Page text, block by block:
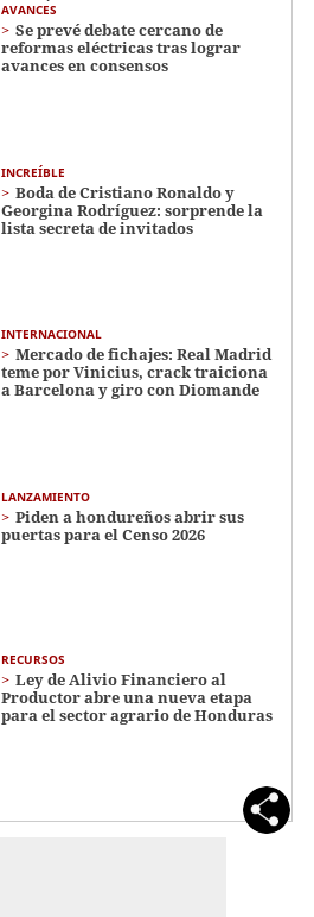
AVANCES
Se prevé debate cercano de
reformas eléctricas tras lograr
avances en consensos
INCREÍBLE
Boda de Cristiano Ronaldo y
Georgina Rodríguez: sorprende la
lista secreta de invitados
INTERNACIONAL
Mercado de fichajes: Real Madrid
teme por Vinicius, crack traiciona
a Barcelona y giro con Diomande
LANZAMIENTO
Piden a hondureños abrir sus
puertas para el Censo 2026
RECURSOS
Ley de Alivio Financiero al
Productor abre una nueva etapa
para el sector agrario de Honduras